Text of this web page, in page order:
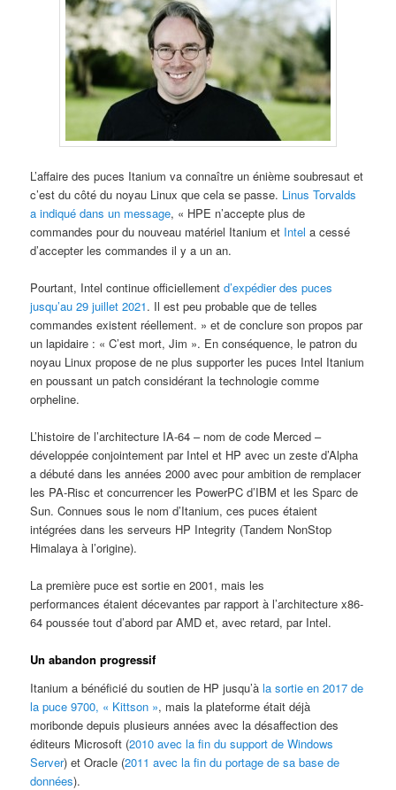
L’affaire des puces Itanium va connaître un énième soubresaut et
c’est du côté du noyau Linux que cela se passe. Linus Torvalds
a indiqué dans un message, « HPE n’accepte plus de
commandes pour du nouveau matériel Itanium et Intel a cessé
d’accepter les commandes il y a un an.
Pourtant, Intel continue officiellementd’expédier des puces
jusqu’au 29 juillet 2021. Il est peu probable que de telles
commandes existent réellement. » et de conclure son propos par
un lapidaire : « C’est mort, Jim ». En conséquence, le patron du
noyau Linux propose de ne plus supporter les puces Intel Itanium
en poussant un patch considérant la technologie comme
orpheline.
L’histoire de l’architecture IA-64 – nom de code Merced –
développée conjointement par Intel et HP avec un zeste d’Alpha
a débuté dans les années 2000 avec pour ambition de remplacer
les PA-Risc et concurrencer les PowerPC d’IBM et les Sparc de
Sun. Connues sous le nom d’Itanium, ces puces étaient
intégrées dans les serveurs HP Integrity (Tandem NonStop
Himalaya à l’origine).
La première puce est sortie en 2001, mais les
performances étaient décevantes par rapport à l’architecture x86-
64 poussée tout d’abord par AMD et, avec retard, par Intel.
Un abandon progressif
Itanium a bénéficié du soutien de HP jusqu’àla sortie en 2017 de
la puce 9700, « Kittson », mais la plateforme était déjà
moribonde depuis plusieurs années avec la désaffection des
éditeurs Microsoft (2010 avec la fin du support de Windows
Server) et Oracle (2011 avec la fin du portage de sa base de
données).